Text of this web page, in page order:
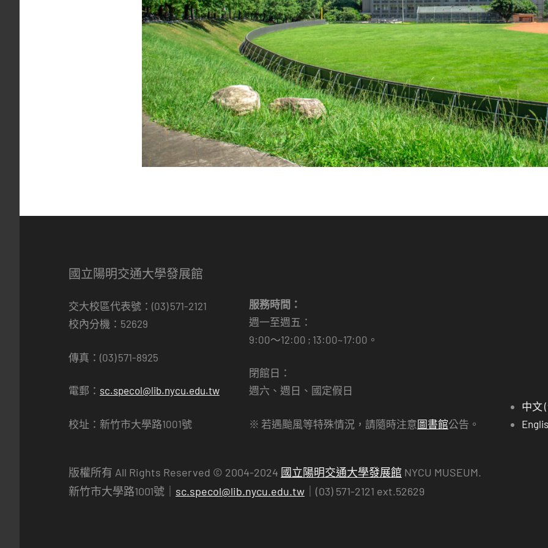
國立陽明交通大學發展館
交大校區代表號：(03) 571-2121
校內分機：52629
傳真：(03) 571-8925
電郵： sc.specol@lib.nycu.edu.tw
校址：新竹市大學路1001號
服務時間：
週一至週五：
9:00～12:00 ; 13:00~17:00。
閉館日：
週六、週日、國定假日
※ 若遇颱風等特殊情況，請隨時注意圖書館公告。
中文
版權所有 All Rights Reserved © 2004-2024 國立陽明交通大學發展館 NYCU MUSEUM.
新竹市大學路1001號｜ sc.specol@lib.nycu.edu.tw ｜(03) 571-2121 ext.52629